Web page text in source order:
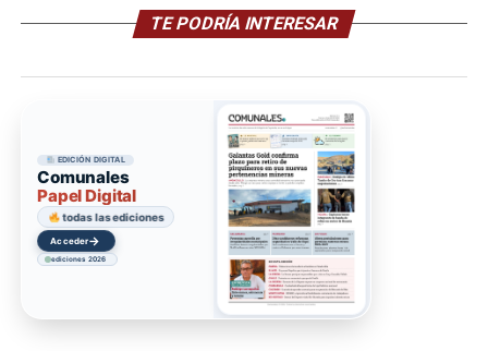
TE PODRÍA INTERESAR
EDICIÓN DIGITAL
Comunales
Papel Digital
todas las ediciones
Acceder→
ediciones 2026